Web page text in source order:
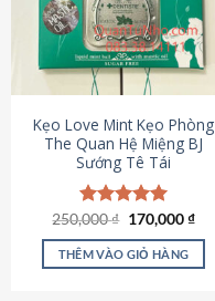
Kẹo Love Mint Kẹo Phòng
The Quan Hệ Miệng BJ
Sướng Tê Tái
Được xếp
hạng5.00
5 sao
250,000₫ Giá
là:
250,000 ₫.
170,000₫Giá
tại
THÊM VÀO GIỎ HÀNG